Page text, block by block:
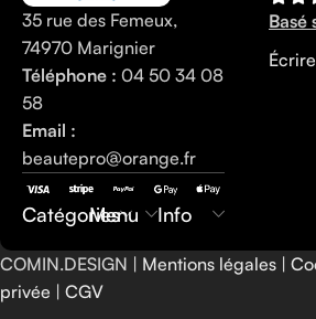
35 rue des Femeux,
74970 Marignier
Téléphone : 04 50 34 08
58
Email :
beautepro@orange.fr
Catégories
Menu Info
Basé
COMIN.DESIGN | Mentions légales |
privée | CGV